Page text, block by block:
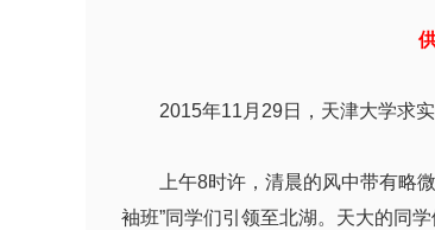
2015年11月29日，天津大学求实
上午8时许，清晨的风中带有略微
袖班”同学们引领至北湖。天大的同